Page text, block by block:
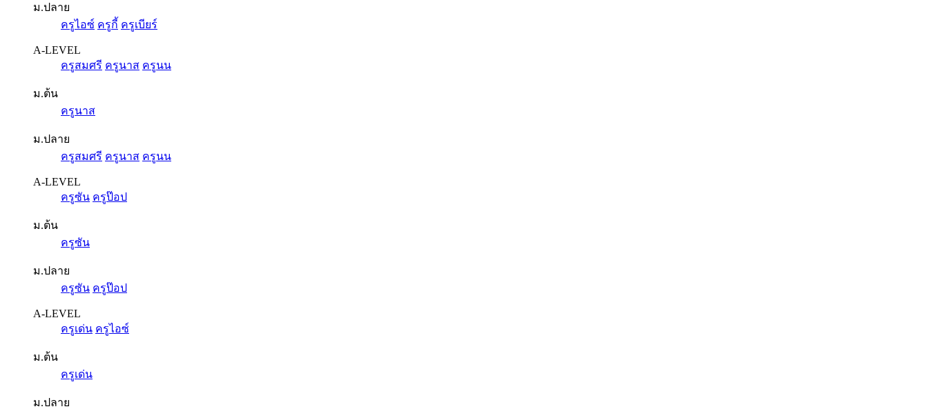
ม.ปลาย
ครูไอซ์ ครูกี้ ครูเบียร์
A-LEVEL
ครูสมศรี ครูนาส ครูนน
ม.ต้น
ครูนาส
ม.ปลาย
ครูสมศรี ครูนาส ครูนน
A-LEVEL
ครูซัน ครูป๊อป
ม.ต้น
ครูซัน
ม.ปลาย
ครูซัน ครูป๊อป
A-LEVEL
ครูเด่น ครูไอซ์
ม.ต้น
ครูเด่น
ม.ปลาย